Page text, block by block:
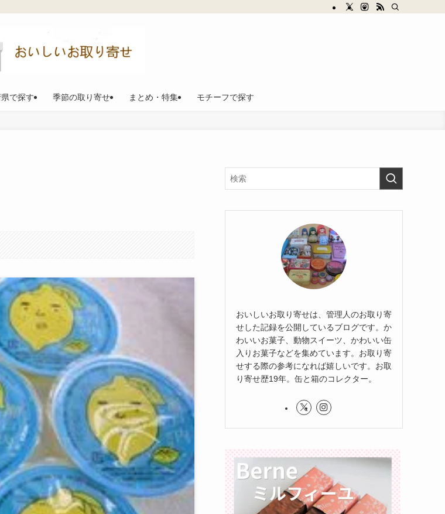
で探す 季節の取り寄せ まとめ・特集 モチーフで探す
おいしいお取り寄せは、管理人のお取り寄
せした記録を公開しているブログです。か
わいいお菓子、動物スイーツ、かわいい缶
入りお菓子などを集めています。お取り寄
せする際の参考になれば嬉しいです。お取
り寄せ歴19年。缶と箱のコレクター。